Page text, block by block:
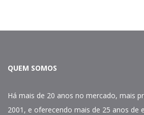
QUEM SOMOS
Há mais de 20 anos no mercado, mais
2001, e oferecendo mais de 25 anos de